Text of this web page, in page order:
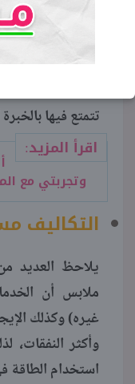
إذا كنت تفكر
محاولة
إدارة عملك
على خبراء تثق
تتمتع فيها
اقرأ المزيد:
وتجربتي مع
التكاليف
يلاحظ العديد
ملابس أن
غيره) وكذلك
وأكثر
استخدام الطاقة